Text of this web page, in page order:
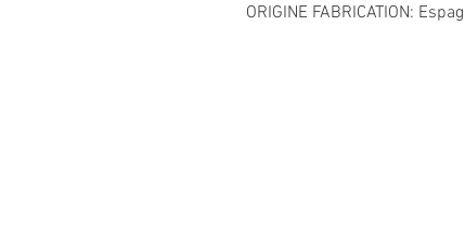
ORIGINE FABRICATION: